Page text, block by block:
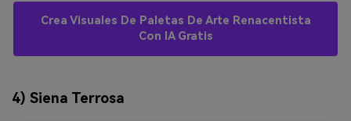
Crea Visuales De Paletas De Arte Renacentista
Con IA Gratis
4) Siena Terrosa